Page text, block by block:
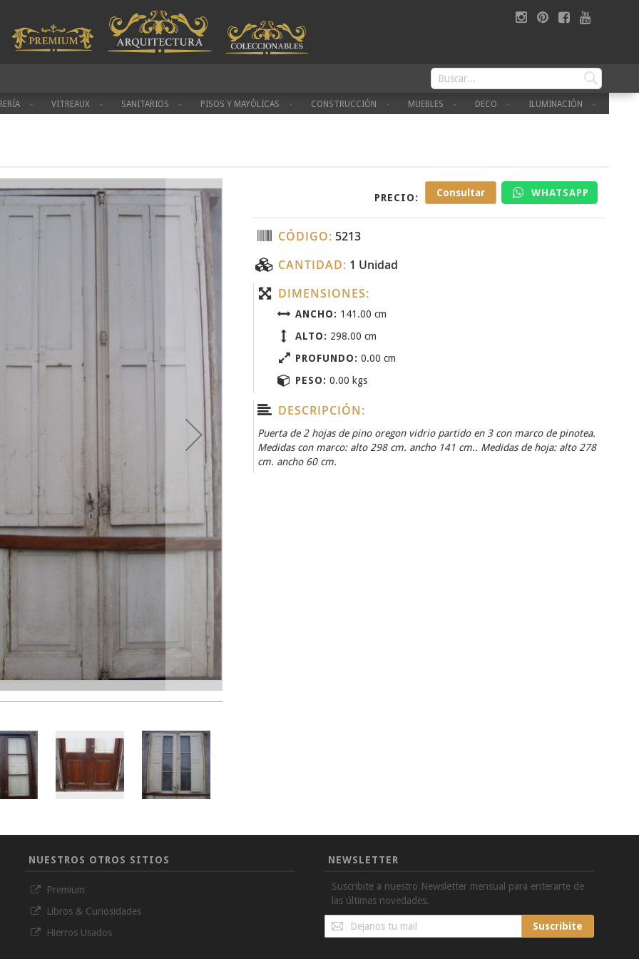
Skip
Buscar
VITREAUX SANITARIOS PISOS Y MAYÓLICAS CONSTRUCCIÓN MUEBLES DECO ILUMINACIÓN
Consultar WHATSAPP
PRECIO:
CÓDIGO: 5213
CANTIDAD: 1 Unidad
DIMENSIONES:
ANCHO: 141.00 cm
ALTO: 298.00 cm
PROFUNDO: 0.00 cm
PESO: 0.00 kgs
DESCRIPCIÓN:
Puerta de 2 hojas de pino oregon vidrio partido en 3 con marco de pinotea.
Medidas con marco: alto 298 cm. ancho 141 cm.. Medidas de hoja: alto 278
cm. ancho 60 cm.
NEWSLETTER
Suscribite a nuestro Newsletter mensual para enterarte de
las últimas novedades.
Sign
Up
Suscribite
NUESTROS OTROS SITIOS
Premium
Libros & Curiosidades
Hierros Usados